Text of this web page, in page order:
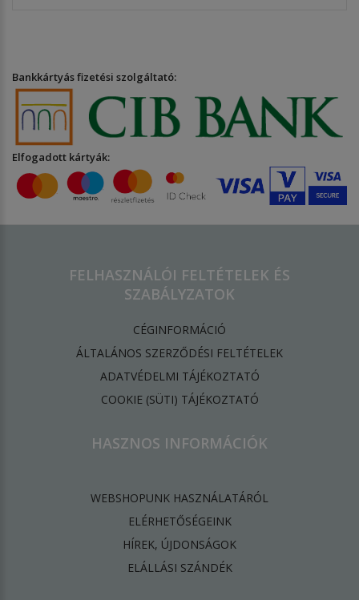
Bankkártyás fizetési szolgáltató:
Elfogadott kártyák:
FELHASZNÁLÓI FELTÉTELEK ÉS
SZABÁLYZATOK
CÉGINFORMÁCIÓ
ÁLTALÁNOS SZERZŐDÉSI FELTÉTELEK
ADATVÉDELMI TÁJÉKOZTATÓ
​COOKIE (SÜTI) TÁJÉKOZTATÓ
HASZNOS INFORMÁCIÓK
WEBSHOPUNK HASZNÁLATÁRÓL
ELÉRHETŐSÉGEINK
HÍREK, ÚJDONSÁGOK
ELÁLLÁSI SZÁNDÉK